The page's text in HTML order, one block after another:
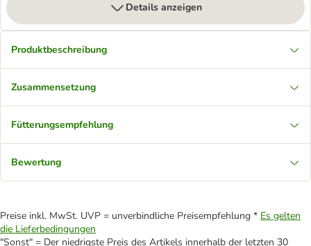
Details anzeigen
Produktbeschreibung
Zusammensetzung
Fütterungsempfehlung
Bewertung
Preise inkl. MwSt. UVP = unverbindliche Preisempfehlung * Es gelten
die Lieferbedingungen
"Sonst" = Der niedrigste Preis des Artikels innerhalb der letzten 30